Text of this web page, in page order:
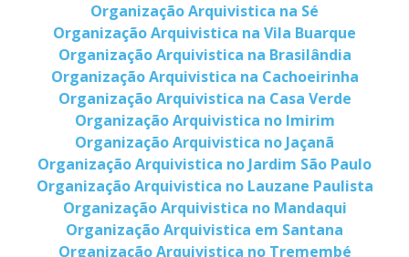
Organização Arquivistica na Sé
Organização Arquivistica na Vila Buarque
Organização Arquivistica na Brasilândia
Organização Arquivistica na Cachoeirinha
Organização Arquivistica na Casa Verde
Organização Arquivistica no Imirim
Organização Arquivistica no Jaçanã
Organização Arquivistica no Jardim São Paulo
Organização Arquivistica no Lauzane Paulista
Organização Arquivistica no Mandaqui
Organização Arquivistica em Santana
Organização Arquivistica no Tremembé